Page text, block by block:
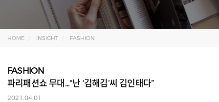
HOME INSIGHT FASHION
FASHION
파리패션쇼 무대...“난 ‘김해김’씨 김인태다”
2021.04.01